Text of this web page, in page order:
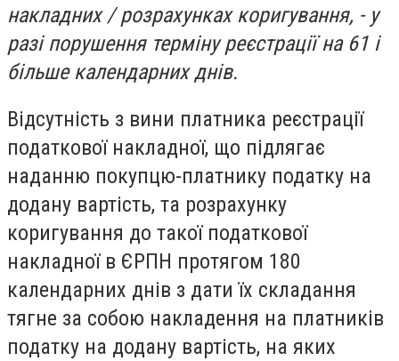
накладних / розрахунках коригування, - у
разі порушення терміну реєстрації на 61 і
більше календарних днів.
Відсутність з вини платника реєстрації
податкової накладної, що підлягає
наданню покупцю-платнику податку на
додану вартість, та розрахунку
коригування до такої податкової
накладної в ЄРПН протягом 180
календарних днів з дати їх складання
тягне за собою накладення на платників
податку на додану вартість, на яких